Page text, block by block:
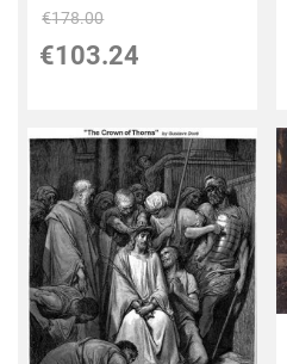
€178.00
€103.24